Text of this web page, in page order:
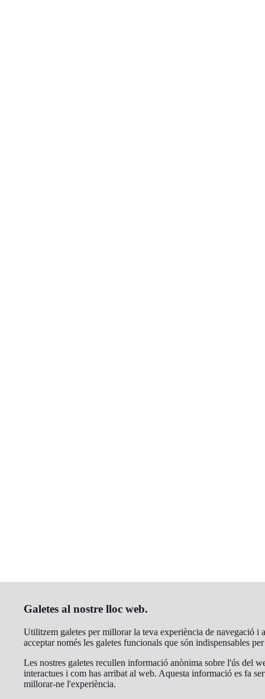
Galetes al nostre lloc web.
Utilitzem galetes per millorar la teva experiència de navegació i
acceptar només les galetes funcionals que són indispensables
Les nostres galetes recullen informació anònima sobre l'ús del
interactues i com has arribat al web. Aquesta informació es fa
millorar-ne l'experiència.